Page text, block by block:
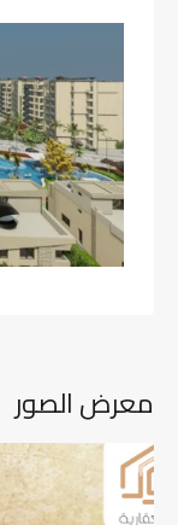
معرض الصور